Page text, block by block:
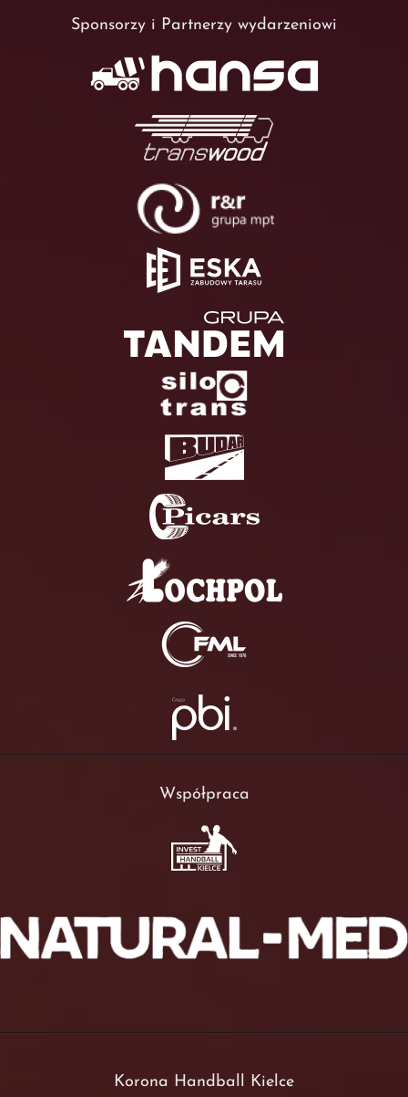
Sponsorzy i Partnerzy wydarzeniowi
Współpraca
Korona Handball Kielce